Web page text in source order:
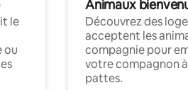
le
ou
Animaux
Découvrez des
acceptent les
compagnie pour
votre compagnon
pattes.